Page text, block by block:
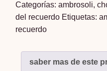
24
cantidad
Categorías:ambrosoli,
del recuerdo Etiquetas:
recuerdo
saber mas de este